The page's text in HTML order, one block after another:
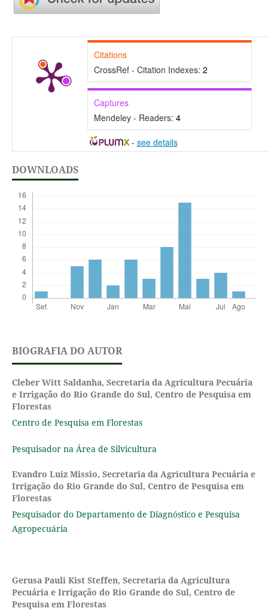
Citations
CrossRef - Citation Indexes: 2
Captures
Mendeley - Readers: 4
- see details
DOWNLOADS
BIOGRAFIA DO AUTOR
Cleber Witt Saldanha, Secretaria da Agricultura Pecuária
e Irrigação do Rio Grande do Sul, Centro de Pesquisa em
Florestas
Centro de Pesquisa em Florestas
Pesquisador na Área de Silvicultura
Evandro Luiz Missio, Secretaria da Agricultura Pecuária e
Irrigação do Rio Grande do Sul, Centro de Pesquisa em
Florestas
Pesquisador do Departamento de Diagnóstico e Pesquisa
Agropecuária
Gerusa Pauli Kist Steffen, Secretaria da Agricultura
Pecuária e Irrigação do Rio Grande do Sul, Centro de
Pesquisa em Florestas